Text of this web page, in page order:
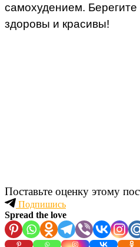
самохудением. Берегите
здоровы и красивы!
Поставьте оценку этому
Подпишись
Spread the love